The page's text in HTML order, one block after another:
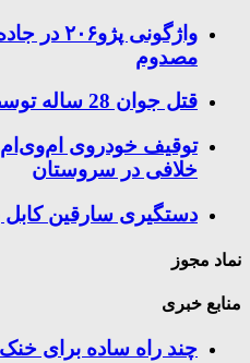
مصدوم
قتل جوان 28 ساله توسط قاتل 15 ساله در کازرون
خلافی در سروستان
دستگیری سارقین کابل
نماد مجوز
منابع خبری
چند راه‌ ساده برای